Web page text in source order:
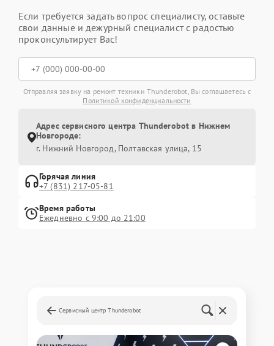
Если требуется задать вопрос специалисту, оставьте
свои данные и дежурный специалист с радостью
проконсультирует Вас!
Отправляя заявку на ремонт техники Thunderobot, Вы соглашаетесь с
Политикой конфиденциальности
Адрес сервисного центра Thunderobot в Нижнем
Новгороде:
г. Нижний Новгород, Полтавская улица, 15
Горячая линия
+7 (831) 217-05-81
Время работы
Ежедневно с 9:00 до 21:00
Сервисный центр Thunderobot